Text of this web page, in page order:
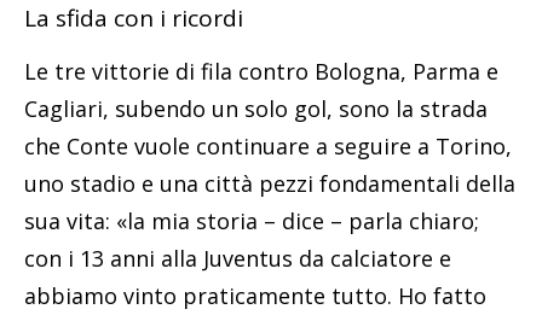
La sfida con i ricordi
Le tre vittorie di fila contro Bologna, Parma e
Cagliari, subendo un solo gol, sono la strada
che Conte vuole continuare a seguire a Torino,
uno stadio e una città pezzi fondamentali della
sua vita: «la mia storia – dice – parla chiaro;
con i 13 anni alla Juventus da calciatore e
abbiamo vinto praticamente tutto. Ho fatto